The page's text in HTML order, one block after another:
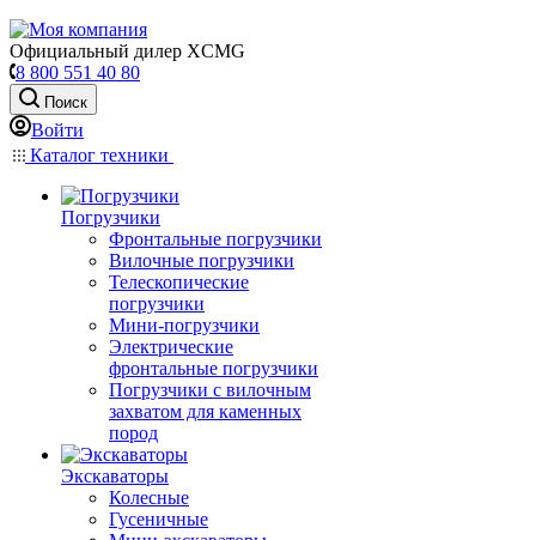
Официальный дилер XCMG
8 800 551 40 80
Поиск
Войти
Каталог техники
Погрузчики
Фронтальные погрузчики
Вилочные погрузчики
Телескопические
погрузчики
Мини-погрузчики
Электрические
фронтальные погрузчики
Погрузчики с вилочным
захватом для каменных
пород
Экскаваторы
Колесные
Гусеничные